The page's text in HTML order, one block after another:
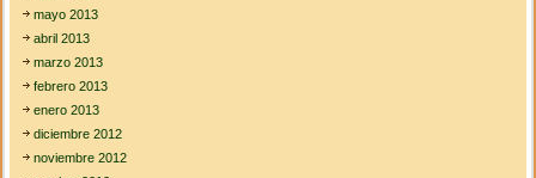
mayo 2013
abril 2013
marzo 2013
febrero 2013
enero 2013
diciembre 2012
noviembre 2012